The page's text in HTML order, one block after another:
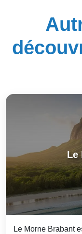
Le
Le Morne Brabant